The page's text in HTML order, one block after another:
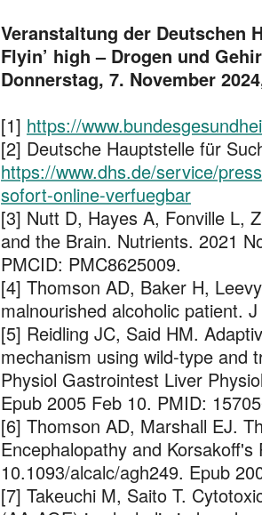
Veranstaltung der Deutschen
Flyin’ high – Drogen und
Donnerstag, 7. November
[1] https://
[2] Deutsche Hauptstelle für
https://www.dhs.de/service/
sofort-online-verfuegbar
[3] Nutt D, Hayes A, Fonville L,
and the Brain. Nutrients. 2021
PMCID: PMC8625009.
[4] Thomson AD, Baker H,
malnourished alcoholic patient.
[5] Reidling JC, Said HM.
mechanism using wild-type and
Physiol Gastrointest Liver
Epub 2005 Feb 10. PMID:
[6] Thomson AD, Marshall EJ.
Encephalopathy and
10.1093/alcalc/agh249. Epub
[7] Takeuchi M, Saito T.